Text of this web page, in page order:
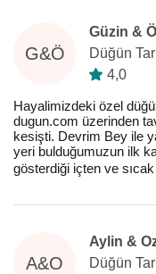
G&Ö
Güzin &
Düğün
4,0
Hayalimizdeki özel
dugun.com üzerinden
kesişti. Devrim Bey ile
yeri bulduğumuzun ilk
gösterdiği içten ve
A&O
Aylin &
Düğün